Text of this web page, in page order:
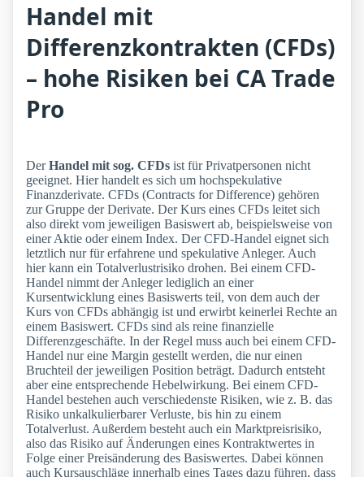
Handel mit
Differenzkontrakten (CFDs)
– hohe Risiken bei CA Trade
Pro
DerHandel mit sog. CFDs ist für Privatpersonen nicht
geeignet. Hier handelt es sich um hochspekulative
Finanzderivate. CFDs (Contracts for Difference) gehören
zur Gruppe der Derivate. Der Kurs eines CFDs leitet sich
also direkt vom jeweiligen Basiswert ab, beispielsweise von
einer Aktie oder einem Index. Der CFD-Handel eignet sich
letztlich nur für erfahrene und spekulative Anleger. Auch
hier kann ein Totalverlustrisiko drohen. Bei einem CFD-
Handel nimmt der Anleger lediglich an einer
Kursentwicklung eines Basiswerts teil, von dem auch der
Kurs von CFDs abhängig ist und erwirbt keinerlei Rechte an
einem Basiswert. CFDs sind als reine finanzielle
Differenzgeschäfte. In der Regel muss auch bei einem CFD-
Handel nur eine Margin gestellt werden, die nur einen
Bruchteil der jeweiligen Position beträgt. Dadurch entsteht
aber eine entsprechende Hebelwirkung. Bei einem CFD-
Handel bestehen auch verschiedenste Risiken, wie z. B. das
Risiko unkalkulierbarer Verluste, bis hin zu einem
Totalverlust. Außerdem besteht auch ein Marktpreisrisiko,
also das Risiko auf Änderungen eines Kontraktwertes in
Folge einer Preisänderung des Basiswertes. Dabei können
auch Kursauschläge innerhalb eines Tages dazu führen, dass